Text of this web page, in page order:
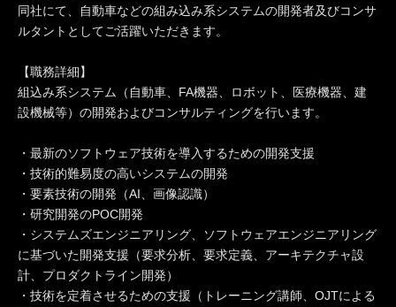
同社にて、自動車などの組み込み系システムの開発者及びコンサ
ルタントとしてご活躍いただきます。
【職務詳細】
組込み系システム（自動車、FA機器、ロボット、医療機器、建
設機械等）の開発およびコンサルティングを行います。
・最新のソフトウェア技術を導入するための開発支援
・技術的難易度の高いシステムの開発
・要素技術の開発（AI、画像認識）
・研究開発のPOC開発
・システムズエンジニアリング、ソフトウェアエンジニアリング
に基づいた開発支援（要求分析、要求定義、アーキテクチャ設
計、プロダクトライン開発）
・技術を定着させるための支援（トレーニング講師、OJTによる